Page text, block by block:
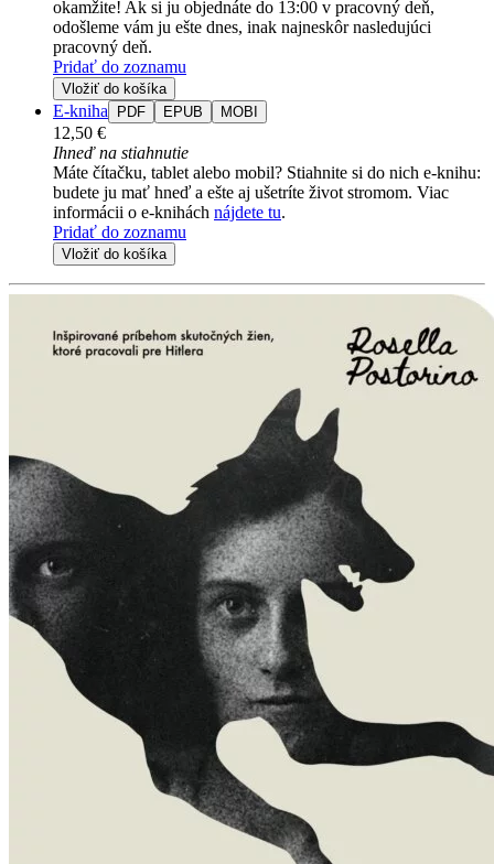
okamžite! Ak si ju objednáte do 13:00 v pracovný deň,
odošleme vám ju ešte dnes, inak najneskôr nasledujúci
pracovný deň.
Pridať do zoznamu
Vložiť do košíka
E-kniha PDF EPUB MOBI
12,50 €
Ihneď na stiahnutie
Máte čítačku, tablet alebo mobil? Stiahnite si do nich e-knihu:
budete ju mať hneď a ešte aj ušetríte život stromom. Viac
informácii o e-knihách nájdete tu.
Pridať do zoznamu
Vložiť do košíka